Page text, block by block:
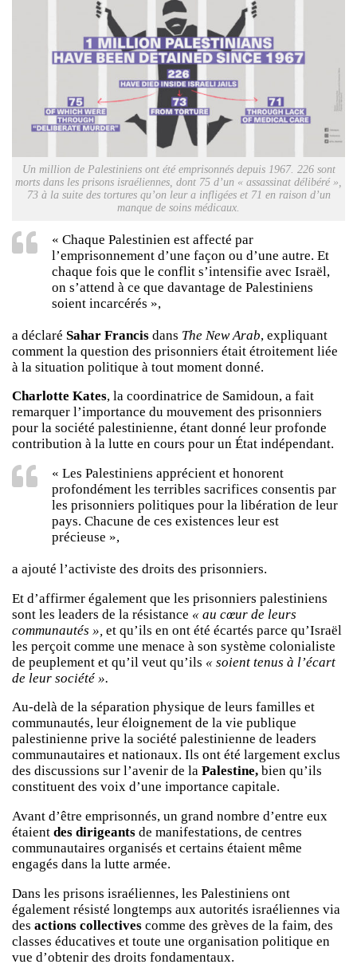
Un million de Palestiniens ont été emprisonnés depuis 1967. 226 sont
morts dans les prisons israéliennes, dont 75 d’un « assassinat délibéré »
73 à la suite des tortures qu’on leur a infligées et 71 en raison d’un
manque de soins médicaux.
« Chaque Palestinien est affecté par
l’emprisonnement d’une façon ou d’une autre. Et
chaque fois que le conflit s’intensifie avec Israël,
on s’attend à ce que davantage de Palestiniens
soient incarcérés »,
a déclaré Sahar Francis dans The New Arab, expliquant
comment la question des prisonniers était étroitement liée
à la situation politique à tout moment donné.
Charlotte Kates, la coordinatrice de Samidoun, a fait
remarquer l’importance du mouvement des prisonniers
pour la société palestinienne, étant donné leur profonde
contribution à la lutte en cours pour un État indépendant.
« Les Palestiniens apprécient et honorent
profondément les terribles sacrifices consentis par
les prisonniers politiques pour la libération de leur
pays. Chacune de ces existences leur est
précieuse »,
a ajouté l’activiste des droits des prisonniers.
Et d’affirmer également que les prisonniers palestiniens
sont les leaders de la résistance « au cœur de leurs
communautés », et qu’ils en ont été écartés parce qu’Israël
les perçoit comme une menace à son système colonialiste
de peuplement et qu’il veut qu’ils « soient tenus à l’écart
de leur société ».
Au-delà de la séparation physique de leurs familles et
communautés, leur éloignement de la vie publique
palestinienne prive la société palestinienne de leaders
communautaires et nationaux. Ils ont été largement exclus
des discussions sur l’avenir de la Palestine, bien qu’ils
constituent des voix d’une importance capitale.
Avant d’être emprisonnés, un grand nombre d’entre eux
étaient des dirigeants de manifestations, de centres
communautaires organisés et certains étaient même
engagés dans la lutte armée.
Dans les prisons israéliennes, les Palestiniens ont
également résisté longtemps aux autorités israéliennes via
des actions collectives comme des grèves de la faim, des
classes éducatives et toute une organisation politique en
vue d’obtenir des droits fondamentaux.